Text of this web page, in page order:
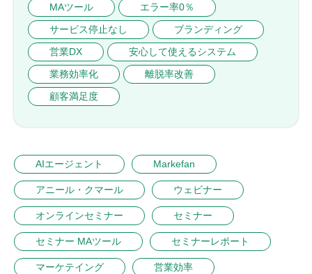
MAツール
エラー率0％
サービス停止なし
ブランディング
営業DX
安心して使えるシステム
業務効率化
離脱率改善
顧客満足度
AIエージェント Markefan
アニール・クマール ウェビナー
オンラインセミナー セミナー
セミナー MAツール セミナーレポート
マーケテイング 営業効率